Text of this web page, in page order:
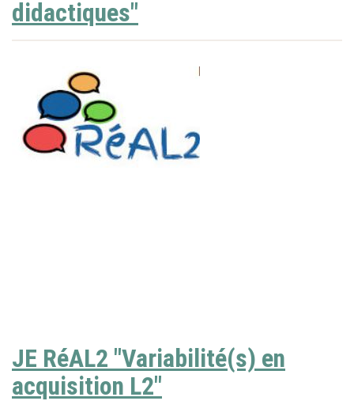
didactiques"
JE RéAL2 "Variabilité(s) en
acquisition L2"